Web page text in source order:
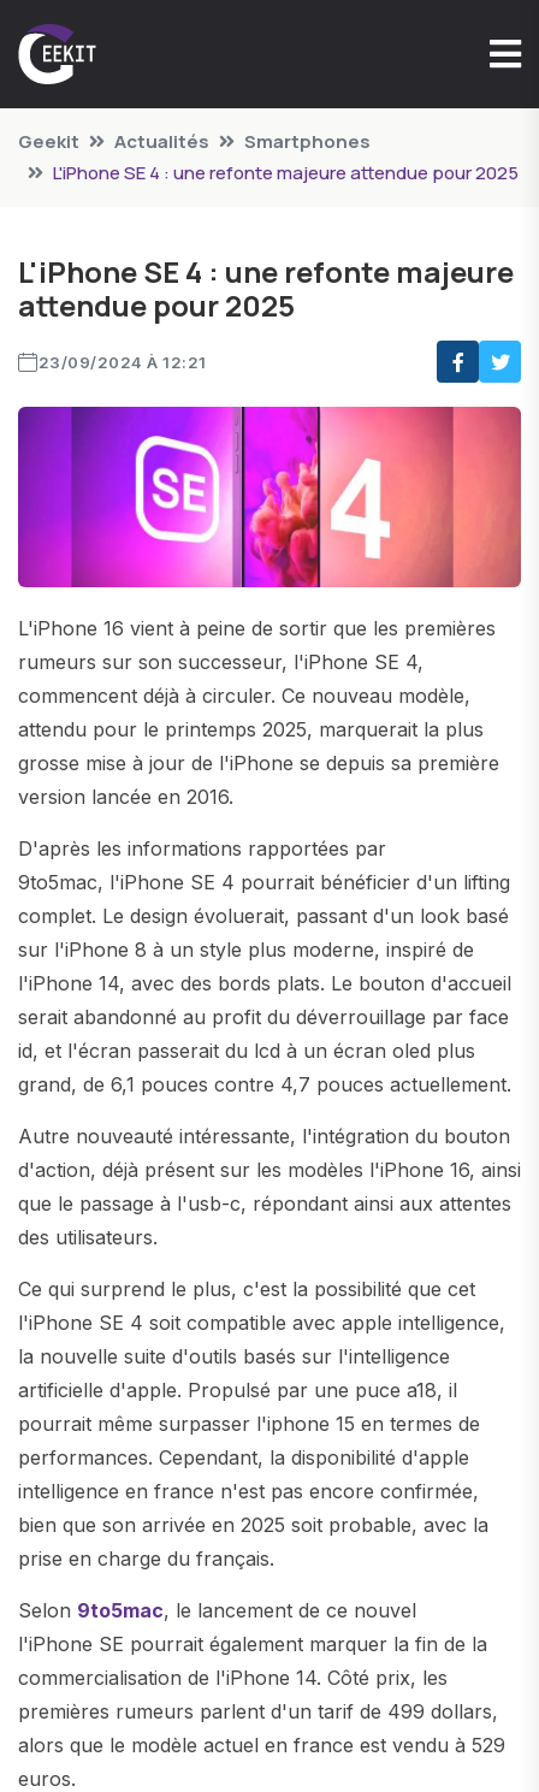
Geekit Actualités
Smartphones
L'iPhone SE 4 : une refonte majeure attendue pour 2025
L'iPhone SE 4 : une refonte majeure
attendue pour 2025
23/09/2024 À 12:21
L'iPhone 16 vient à peine de sortir que les premières
rumeurs sur son successeur, l'iPhone SE 4,
commencent déjà à circuler. Ce nouveau modèle,
attendu pour le printemps 2025, marquerait la plus
grosse mise à jour de l'iPhone se depuis sa première
version lancée en 2016.
D'après les informations rapportées par
9to5mac, l'iPhone SE 4 pourrait bénéficier d'un lifting
complet. Le design évoluerait, passant d'un look basé
sur l'iPhone 8 à un style plus moderne, inspiré de
l'iPhone 14, avec des bords plats. Le bouton d'accueil
serait abandonné au profit du déverrouillage par face
id, et l'écran passerait du lcd à un écran oled plus
grand, de 6,1 pouces contre 4,7 pouces actuellement.
Autre nouveauté intéressante, l'intégration du bouton
d'action, déjà présent sur les modèles l'iPhone 16, ainsi
que le passage à l'usb-c, répondant ainsi aux attentes
des utilisateurs.
Ce qui surprend le plus, c'est la possibilité que cet
l'iPhone SE 4 soit compatible avec apple intelligence,
la nouvelle suite d'outils basés sur l'intelligence
artificielle d'apple. Propulsé par une puce a18, il
pourrait même surpasser l'iphone 15 en termes de
performances. Cependant, la disponibilité d'apple
intelligence en france n'est pas encore confirmée,
bien que son arrivée en 2025 soit probable, avec la
prise en charge du français.
Selon 9to5mac, le lancement de ce nouvel
l'iPhone SE pourrait également marquer la fin de la
commercialisation de l'iPhone 14. Côté prix, les
premières rumeurs parlent d'un tarif de 499 dollars,
alors que le modèle actuel en france est vendu à 529
euros.